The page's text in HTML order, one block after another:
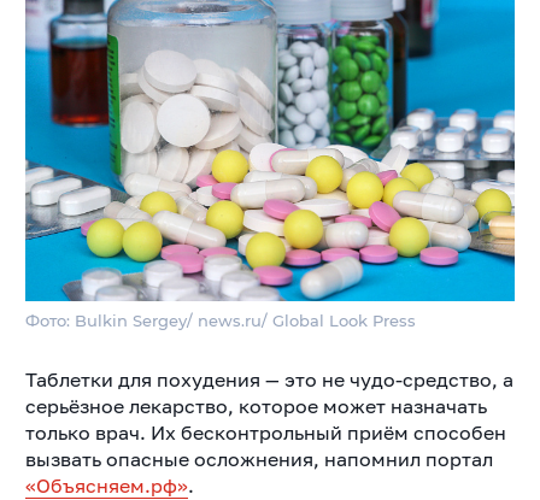
Фото: Bulkin Sergey/ news.ru/ Global Look Press
Таблетки для похудения — это не чудо-средство, а
серьёзное лекарство, которое может назначать
только врач. Их бесконтрольный приём способен
вызвать опасные осложнения, напомнил портал
«Объясняем.рф».